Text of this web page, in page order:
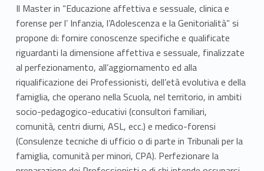
Il Master in “Educazione affettiva e sessuale, clinica e
forense per l’ Infanzia, l’Adolescenza e la Genitorialità” si
propone di: fornire conoscenze specifiche e qualificate
riguardanti la dimensione affettiva e sessuale, finalizzate
al perfezionamento, all’aggiornamento ed alla
riqualificazione dei Professionisti, dell’età evolutiva e della
famiglia, che operano nella Scuola, nel territorio, in ambiti
socio-pedagogico-educativi (consultori familiari,
comunità, centri diurni, ASL, ecc.) e medico-forensi
(Consulenze tecniche di ufficio o di parte in Tribunali per la
famiglia, comunità per minori, CPA). Perfezionare la